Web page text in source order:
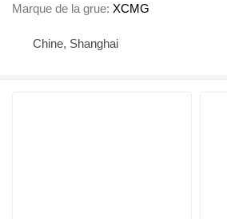
Marque de la grue XCMG
Chine, Shanghai